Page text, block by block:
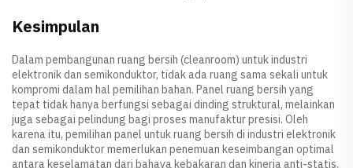
Kesimpulan
Dalam pembangunan ruang bersih (cleanroom) untuk industri
elektronik dan semikonduktor, tidak ada ruang sama sekali untuk
kompromi dalam hal pemilihan bahan. Panel ruang bersih yang
tepat tidak hanya berfungsi sebagai dinding struktural, melainkan
juga sebagai pelindung bagi proses manufaktur presisi. Oleh
karena itu, pemilihan panel untuk ruang bersih di industri elektronik
dan semikonduktor memerlukan penemuan keseimbangan optimal
antara keselamatan dari bahaya kebakaran dan kinerja anti-statis.